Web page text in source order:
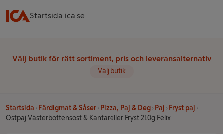
Startsida ica.se
Välj butik för rätt sortiment, pris och leveransalternativ
Välj butik
Startsida Färdigmat & Såser Pizza, Paj & Deg Paj
Fryst paj
Ostpaj Västerbottensost & Kantareller Fryst 210g Felix